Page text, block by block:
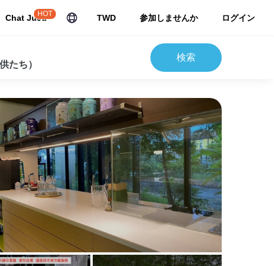
Chat JuJu
HOT TWD 参加しませんか ログイン
たち）
検索